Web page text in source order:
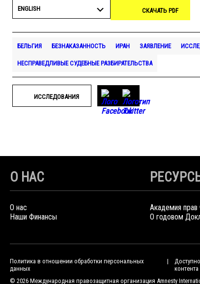
ENGLISH СКАЧАТЬ PDF
БЕЛЬГИЯ БЕЗНАКАЗАННОСТЬ ИРАН ЗАЯВЛЕНИЕ
НЕСПРАВЕДЛИВЫЕ СУДЕБНЫЕ РАЗБИРАТЕЛЬСТВА
ИССЛЕДОВАНИЯ
О НАС
О нас
Наши Финансы
Академия прав
О годовом
Политика в отношении обработки персональных
данных
контента
© 2026 Международная правозащитная организация Amnesty